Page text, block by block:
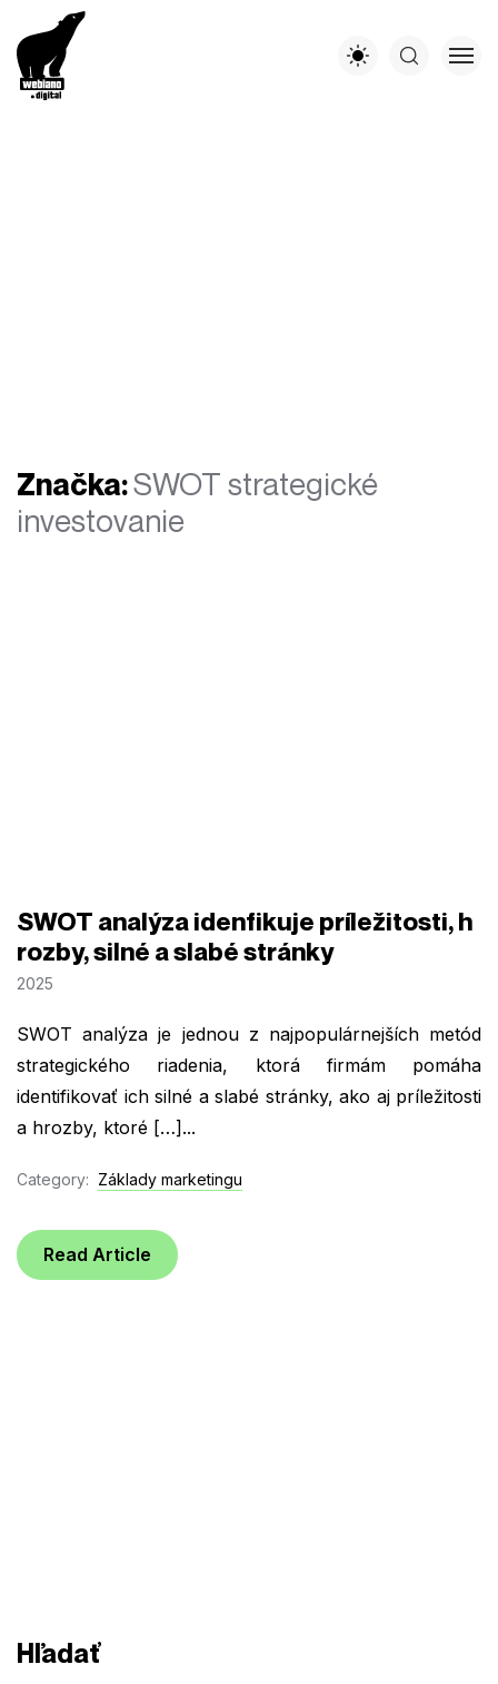
Značka:SWOT strategické
investovanie
SWOT analýza idenfikuje príležitosti, h
rozby, silné a slabé stránky
2025
SWOT analýza je jednou z najpopulárnejších metód
strategického riadenia, ktorá firmám pomáha
identifikovať ich silné a slabé stránky, ako aj príležitosti
a hrozby, ktoré […]...
Category: Základy marketingu
Read Article
Hľadať